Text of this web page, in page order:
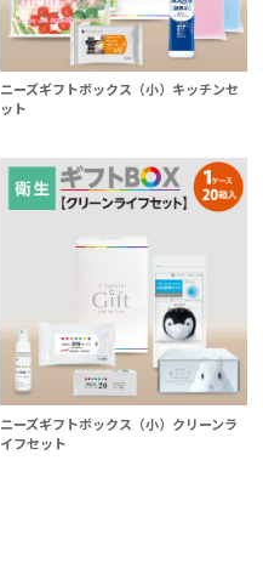
ニーズギフトボックス（小）キッチンセ
ット
ニーズギフトボックス（小）クリーンラ
イフセット